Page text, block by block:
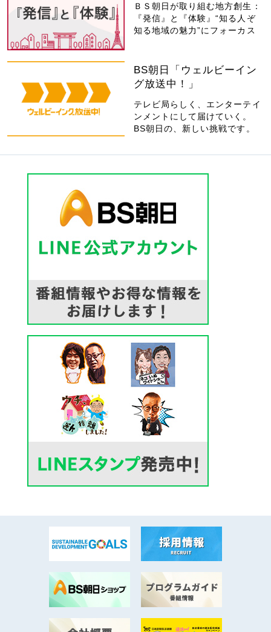
ＢＳ朝日が取り組む地方創生：
『発信』と『体験』“知る人ぞ
知る地域の魅力”にフォーカス
BS朝日「ウェルビーイン
グ放送中！」
テレビ局らしく、エンターテイ
ンメントにして届けていく。
BS朝日の、新しい挑戦です。